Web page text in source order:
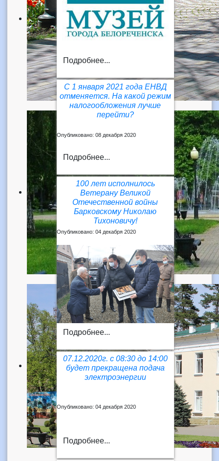
Подробнее...
С 1 января 2021 года ЕНВД
отменяется. На какой режим
налогообложения лучше
перейти?
Опубликовано: 08 декабря 2020
Подробнее...
100 лет исполнилось
Ветерану Великой
Отечественной войны
Барковскому Николаю
Тихоновичу!
Опубликовано: 04 декабря 2020
Подробнее...
07.12.2020г. с 08:30 до 14:00
будет прекращена подача
электроэнергии
Опубликовано: 04 декабря 2020
Подробнее...